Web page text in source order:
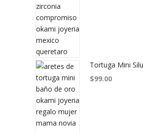
Tortuga Mini
$99.00